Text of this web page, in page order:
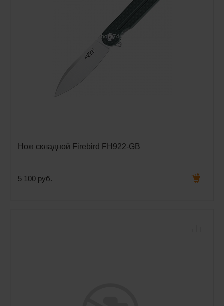
Нож складной Firebird FH922-GB
5 100 руб.